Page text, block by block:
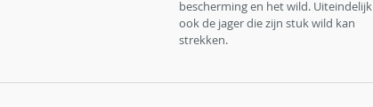
bescherming en het wild. Uiteindelijk
ook de jager die zijn stuk wild kan
strekken.